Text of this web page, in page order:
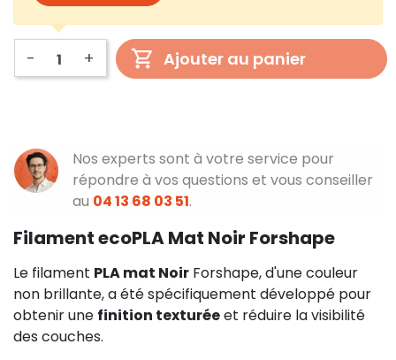
- + Ajouter au panier
Nos experts sont à votre service pour
répondre à vos questions et vous conseiller
au 04 13 68 03 51.
Filament ecoPLA Mat Noir Forshape
Le filament PLA mat Noir Forshape, d'une couleur
non brillante, a été spécifiquement développé pour
obtenir une finition texturéeet réduire la visibilité
des couches.